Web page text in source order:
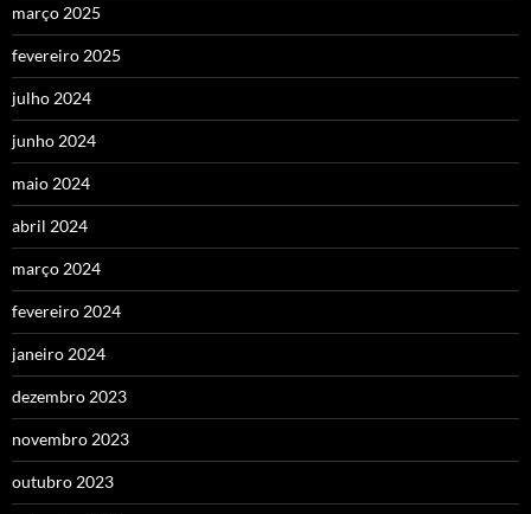
março 2025
fevereiro 2025
julho 2024
junho 2024
maio 2024
abril 2024
março 2024
fevereiro 2024
janeiro 2024
dezembro 2023
novembro 2023
outubro 2023